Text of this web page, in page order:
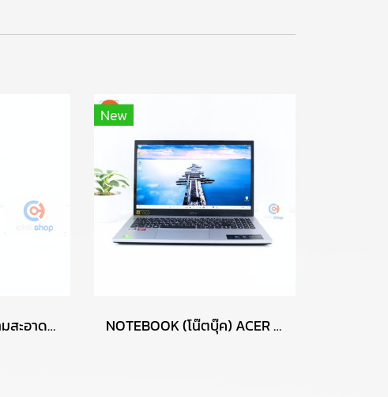
ทัชชี่คลีน น้ำยาทำความสะอาดคอมพิวเตอร์ COMPUTER CLEANER TOUCHE KLEAN ปริมาณ 200 มล. (ของใหม่) P16531
New
NOTEBOOK (โน๊ตบุ๊ค) ACER / CPU RYZEN 7 5700U / จอ 15.6 FHD / RAM DDR4 16GB / SSD 512GB M.2 P14839